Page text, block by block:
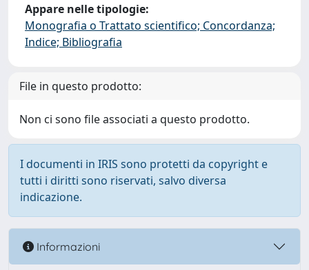
Appare nelle tipologie:
Monografia o Trattato scientifico; Concordanza;
Indice; Bibliografia
File in questo prodotto:
Non ci sono file associati a questo prodotto.
I documenti in IRIS sono protetti da copyright e
tutti i diritti sono riservati, salvo diversa
indicazione.
Informazioni